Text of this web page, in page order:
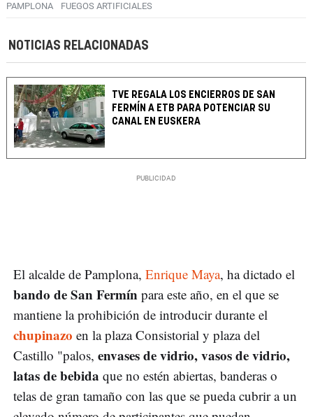
PAMPLONA
FUEGOS ARTIFICIALES
NOTICIAS RELACIONADAS
TVE REGALA LOS ENCIERROS DE SAN
FERMÍN A ETB PARA POTENCIAR SU
CANAL EN EUSKERA
El alcalde de Pamplona, Enrique Maya, ha dictado el
bando de San Fermín para este año, en el que se
mantiene la prohibición de introducir durante el
chupinazo en la plaza Consistorial y plaza del
Castillo "palos, envases de vidrio, vasos de vidrio,
latas de bebida que no estén abiertas, banderas o
telas de gran tamaño con las que se pueda cubrir a un